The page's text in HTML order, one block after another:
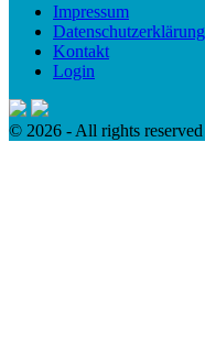
Impressum
Datenschutzerklärung
Kontakt
Login
© 2026 - All rights reserved